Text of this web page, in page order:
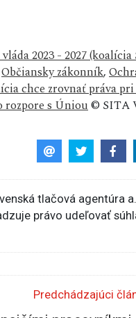
2023 - 2027
Občiansky zákonník,
chce zrovnať práva
rozpore s Úniou© SITA
tlačová agentúra
právo udeľovať
Predchádzajúci